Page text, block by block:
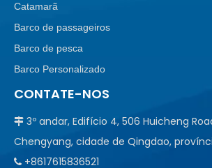
Catamarã
Barco de passageiros
Barco de pesca
Barco Personalizado
CONTATE-NOS
 3º andar, Edifício 4, 506 Huicheng
Chengyang, cidade de Qingdao,
 +8617615836521